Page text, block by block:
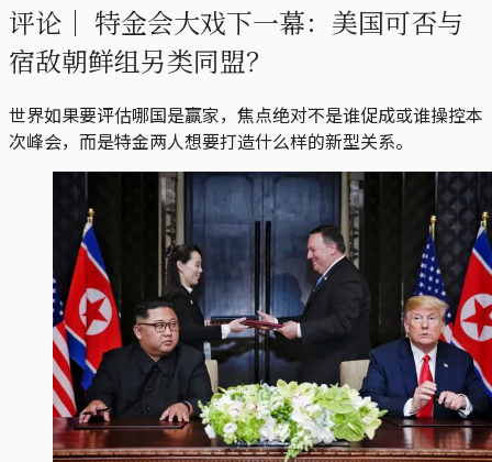
评论｜ 特金会大戏下一幕：美国可否与
宿敌朝鲜组另类同盟？
世界如果要评估哪国是赢家，焦点绝对不是谁促成或谁操控本
次峰会，而是特金两人想要打造什么样的新型关系。